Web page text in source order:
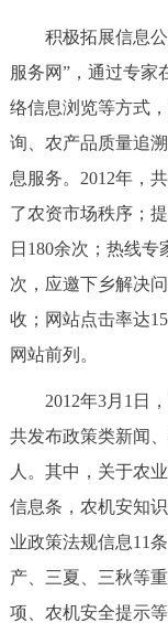
积极拓展信息公
服务网”，通过专家
络信息浏览等方式
询、农产品质量追
息服务。2012年，
了农资市场秩序；
日180余次；热线专
次，应邀下乡解决
收；网站点击率达
网站前列。
2012年3月1日，
共发布政策类新闻
人。其中，关于农
信息条，农机安知
业政策法规信息11
产、三夏、三秋等
项、农机安全提示